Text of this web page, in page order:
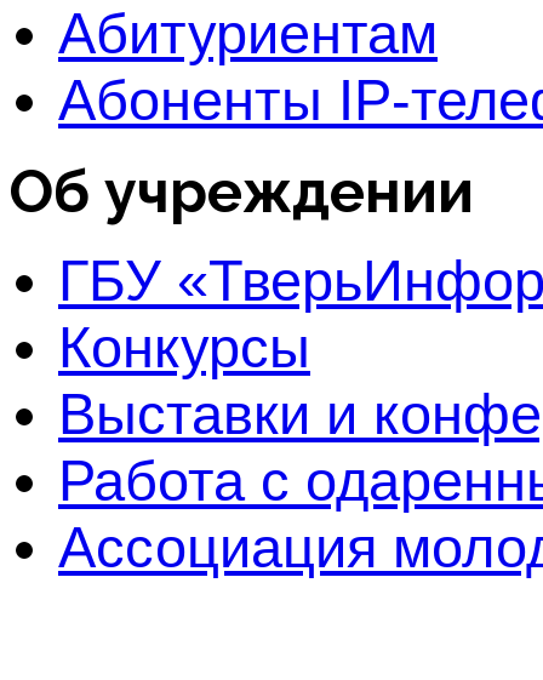
Абитуриентам
Абоненты IP-
Об учреждении
ГБУ
Конкурсы
Выставки и
Работа с
Ассоциация